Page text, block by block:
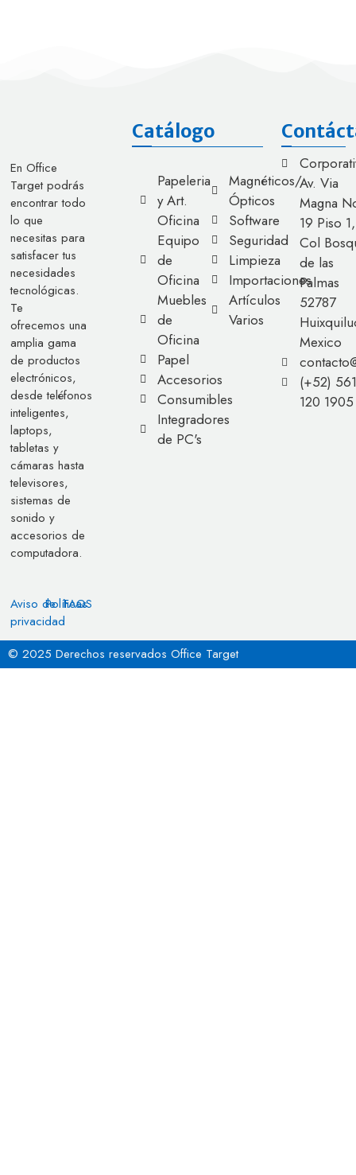
En Office
Target podrás
encontrar todo
lo que
necesitas para
satisfacer tus
necesidades
tecnológicas.
Te
ofrecemos una
amplia gama
de productos
electrónicos,
desde teléfonos
inteligentes,
laptops,
tabletas y
cámaras hasta
televisores,
sistemas de
sonido y
accesorios de
computadora.
Aviso de
privacidad
Políticas
FAQS
Catálogo
Papeleria
y Art.
Oficina
Equipo
de
Oficina
Muebles
de
Oficina
Papel
Accesorios
Consumibles
Integradores
de PC's
Magnéticos/
Ópticos
Software
Seguridad
Limpieza
Importaciones
Artículos
Varios
Av. Via
Magna
19 Piso 1,
Col
de las
Palmas
52787
Mexico
(+52) 561
120 1905
© 2025 Derechos reservados Office Target